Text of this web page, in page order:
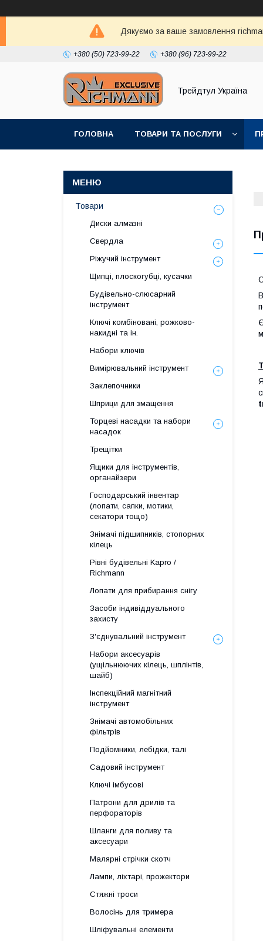
Дякуємо за ваше замовлення
+380 (50) 723-99-22 +380 (96) 723-99-22
Трейдтул Україна
ГОЛОВНА ТОВАРИ ТА ПОСЛУГИ
Товари
Диски алмазні
Свердла
Ріжучий інструмент
Щипці, плоскогубці, кусачки
Будівельно-слюсарний
інструмент
Ключі комбіновані, рожково-
накидні та ін.
Набори ключів
Вимірювальний інструмент
Заклепочники
Шприци для змащення
Торцеві насадки та набори
насадок
Трещітки
Ящики для інструментів,
органайзери
Господарський інвентар
(лопати, сапки, мотики,
секатори тощо)
Знімачі підшипників, стопорних
кілець
Рівні будівельні Kapro /
Richmann
Лопати для прибирання снігу
Засоби індивіддуального
захисту
З'єднувальний інструмент
Набори аксесуарів
(ущільнюючих кілець, шплінтів,
шайб)
Інспекційний магнітний
інструмент
Знімачі автомобільних
фільтрів
Подйомники, лебідки, талі
Садовий інструмент
Ключі імбусові
Патрони для дрилів та
перфораторів
Шланги для поливу та
аксесуари
Малярні стрічки скотч
Лампи, ліхтарі, прожектори
Стяжні троси
Волосінь для тримера
Шліфувальні елементи